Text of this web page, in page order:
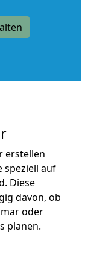
erstellen
speziell auf
Diese
davon, ob
oder
planen.